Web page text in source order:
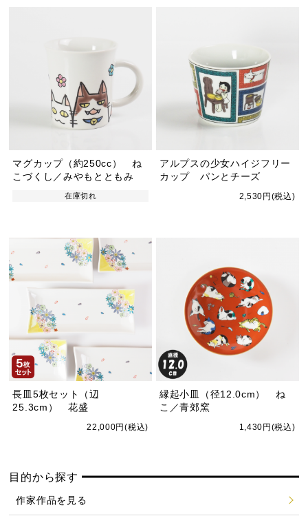
マグカップ（約250cc） ね
こづくし／みやもとともみ
在庫切れ
アルプスの少女ハイジフリー
カップ パンとチーズ
2,530円(税込)
長皿5枚セット（辺
25.3cm） 花盛
22,000円(税込)
縁起小皿（径12.0cm） ね
こ／青郊窯
1,430円(税込)
目的から探す
作家作品を見る